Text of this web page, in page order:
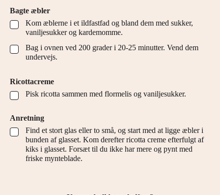
Bagte æbler
▢
Kom æblerne i et ildfastfad og bland dem med sukker,
vaniljesukker og kardemomme.
▢
Bag i ovnen ved 200 grader i 20-25 minutter. Vend dem
undervejs.
Ricottacreme
▢
Pisk ricotta sammen med flormelis og vaniljesukker.
Anretning
▢
Find et stort glas eller to små, og start med at ligge æbler i
bunden af glasset. Kom derefter ricotta creme efterfulgt af
kiks i glasset. Forsæt til du ikke har mere og pynt med
friske mynteblade.